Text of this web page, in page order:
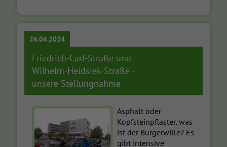
26.04.2024
Friedrich-Carl-Straße und
Wilhelm-Heidsiek-Straße -
unsere Stellungnahme
Asphalt oder
Kopfsteinpflaster, was
ist der Bürgerwille? Es
gibt intensive